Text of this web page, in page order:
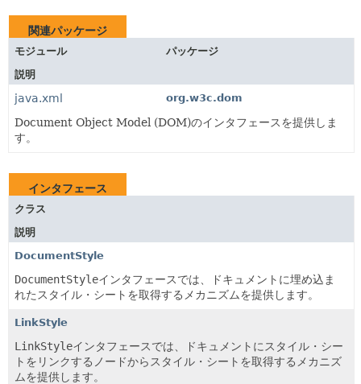
関連パッケージ
モジュール
パッケージ
説明
java.xml org.w3c.dom
Document Object Model (DOM)のインタフェースを提供しま
す。
インタフェース
クラス
説明
DocumentStyle
DocumentStyleインタフェースでは、ドキュメントに埋め込ま
れたスタイル・シートを取得するメカニズムを提供します。
LinkStyle
LinkStyleインタフェースでは、ドキュメントにスタイル・シー
トをリンクするノードからスタイル・シートを取得するメカニズ
ムを提供します。